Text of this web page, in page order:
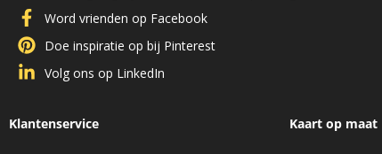
Word vrienden op Facebook
Doe inspiratie op bij Pinterest
Volg ons op LinkedIn
Klantenservice Kaart op maat